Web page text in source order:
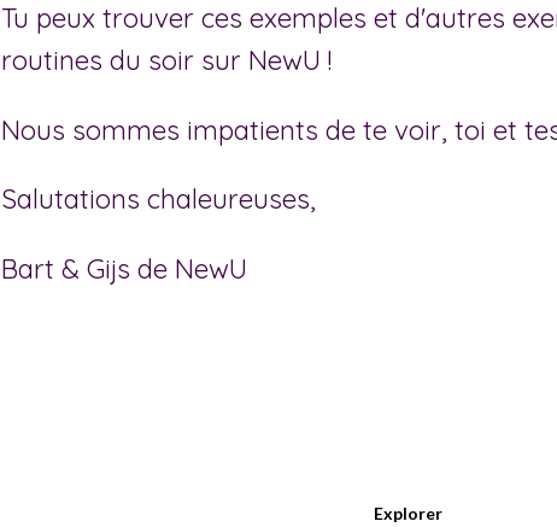
Tu peux trouver ces exemples et d'autres
routines du soir sur NewU !
Nous sommes impatients de te voir, toi et
Salutations chaleureuses,
Bart & Gijs de NewU
Explorer